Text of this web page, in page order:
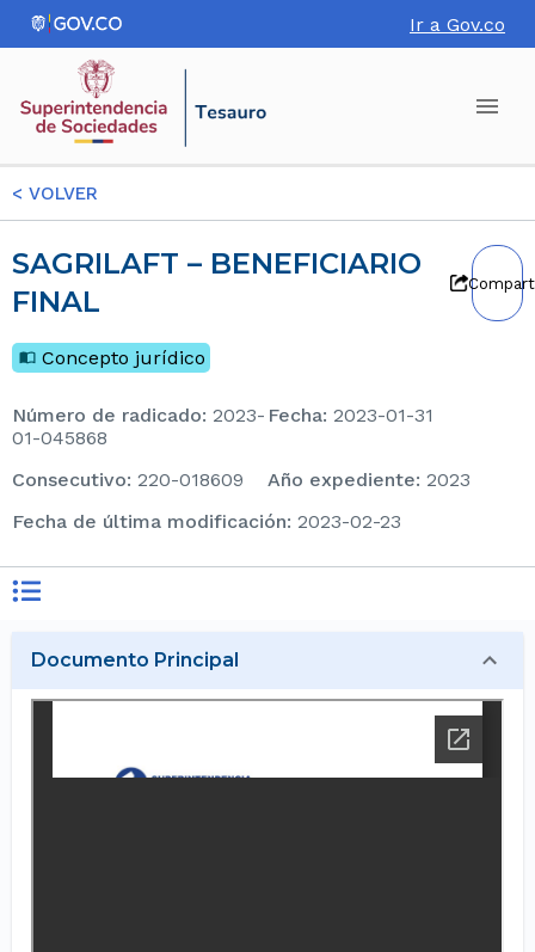
Ir a Gov.co
< VOLVER
SAGRILAFT – BENEFICIARIO
FINAL
Concepto jurídico
Número de radicado: 2023-
01-045868
Fecha: 2023-01-31
consecutivo: 220-018609 Año expediente: 2023
Fecha de última modificación: 2023-02-23
Documento Principal